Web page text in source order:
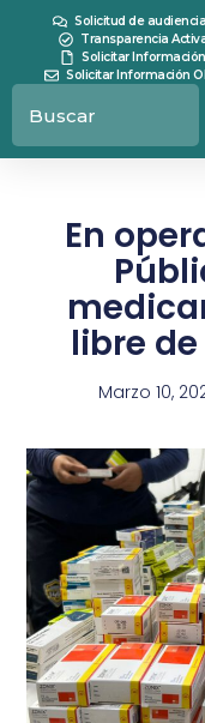
Solicitud de
Transparencia
Solicitar Información
Solicitar Información
En
libre
Marzo 10,